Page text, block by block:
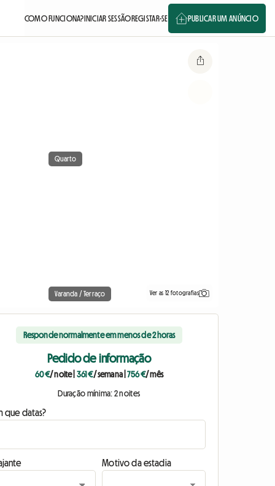
COMO FUNCIONA?INICIAR SESSÃOREGISTAR-SE PUBLICAR UM ANÚNCIO
Quarto
Varanda / Terraço Ver as 12 fotografias
Responde normalmente em menos de 2 horas
Pedido de informação
60 €/ noite| 361 €/ semana|756 €/ mês
Duração mínima: 2 noites
que datas?
Motivo da estadia